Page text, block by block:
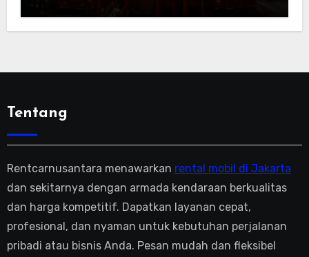
Tentang
Rentcarnusantara menawarkan rental mobil di Jakarta
dan sekitarnya dengan armada kendaraan berkualitas
dan harga kompetitif. Dapatkan layanan cepat,
profesional, dan nyaman untuk kebutuhan perjalanan
pribadi atau bisnis Anda. Pesan mudah dan fleksibel